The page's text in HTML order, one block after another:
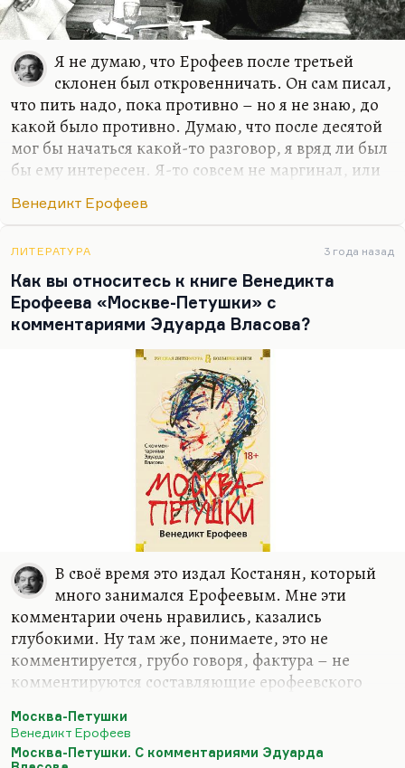
Я не думаю, что Ерофеев после третьей
склонен был откровенничать. Он сам писал,
что пить надо, пока противно – но я не знаю, до
какой было противно. Думаю, что после десятой
мог бы начаться какой-то разговор, я вряд ли был
бы ему интересен. Я-то совсем не маргинал, или
какой-то маргинал другого рода. Совершенно не
саморазрушения – я могу её уважать, но
исповедовать её, пробовать я никогда бы не смог,
поэтому разговор бы не сложился. Я бы просто
смотрел на него с бесконечным обожанием и
жалостью, потому что судьба его одна из самых
трагических в русской литературе.
Венедикт Ерофеев
ЛИТЕРАТУРА 3 года назад
Как вы относитесь к книге Венедикта
Ерофеева «Москве-Петушки» с
комментариями Эдуарда Власова?
В своё время это издал Костанян, который
много занимался Ерофеевым. Мне эти
комментарии очень нравились, казались
глубокими. Ну там же, понимаете, это не
комментируется, грубо говоря, фактура – не
комментируются составляющие ерофеевского
комментируются, в основном, реалии, которые
позабыты. Ну что такое кориандровая, например,
Москва-Петушки
Венедикт Ерофеев
Москва-Петушки. С комментариями Эдуарда